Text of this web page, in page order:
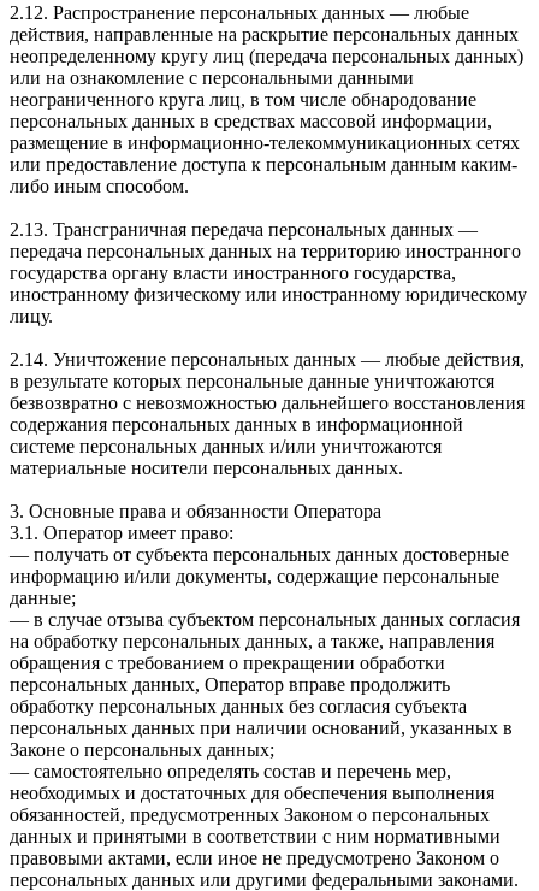
2.12. Распространение персональных данных — любые
действия, направленные на раскрытие персональных данных
неопределенному кругу лиц (передача персональных данных)
или на ознакомление с персональными данными
неограниченного круга лиц, в том числе обнародование
персональных данных в средствах массовой информации,
размещение в информационно-телекоммуникационных сетях
или предоставление доступа к персональным данным каким-
либо иным способом.
2.13. Трансграничная передача персональных данных —
передача персональных данных на территорию иностранного
государства органу власти иностранного государства,
иностранному физическому или иностранному юридическому
лицу.
2.14. Уничтожение персональных данных — любые действия,
в результате которых персональные данные уничтожаются
безвозвратно с невозможностью дальнейшего восстановления
содержания персональных данных в информационной
системе персональных данных и/или уничтожаются
материальные носители персональных данных.
3. Основные права и обязанности Оператора
3.1. Оператор имеет право:
— получать от субъекта персональных данных достоверные
информацию и/или документы, содержащие персональные
данные;
— в случае отзыва субъектом персональных данных согласия
на обработку персональных данных, а также, направления
обращения с требованием о прекращении обработки
персональных данных, Оператор вправе продолжить
обработку персональных данных без согласия субъекта
персональных данных при наличии оснований, указанных в
Законе о персональных данных;
— самостоятельно определять состав и перечень мер,
необходимых и достаточных для обеспечения выполнения
обязанностей, предусмотренных Законом о персональных
данных и принятыми в соответствии с ним нормативными
правовыми актами, если иное не предусмотрено Законом о
персональных данных или другими федеральными законами.